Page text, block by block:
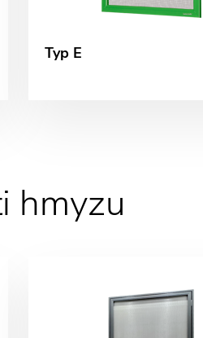
Typ E
hmyzu